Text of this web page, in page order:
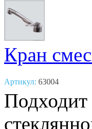
Кран
Артикул: 63004
Подходит